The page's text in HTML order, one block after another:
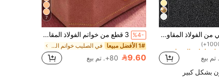
خاتم رجالي من الفولاذ المقاوم للصدأ مزين بأرقام رومانية وزركونيا مكعبة، مناسب لأي مناسبة
بشكل كبير
7
%4- 3 قطع من خواتم الفولاذ المقاوم للصدأ المرصعة بالزركونيا المكعبة على شكل شمندر باللون الذهبي والفضي، مناسبة للارتداء اليومي والمناسبات والعطلات والتراكم
1# الأفضل مبيعا في الصليب خواتم النساء
9.60 80+. تم بيع